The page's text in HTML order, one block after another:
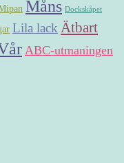
Måns Dockskåpet
Lila lack Ätbart
ABC-utmaningen